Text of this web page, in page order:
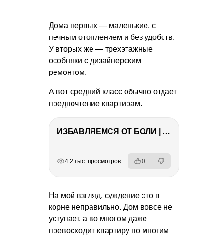
Дома первых — маленькие, с
печным отоплением и без удобств.
У вторых же — трехэтажные
особняки с дизайнерским
ремонтом.
А вот средний класс обычно отдает
предпочтение квартирам.
ИЗБАВЛЯЕМСЯ ОТ БОЛИ | Важность режима и питания
4.2 тыс. просмотров 0
На мой взгляд, суждение это в
корне неправильно. Дом вовсе не
уступает, а во многом даже
превосходит квартиру по многим